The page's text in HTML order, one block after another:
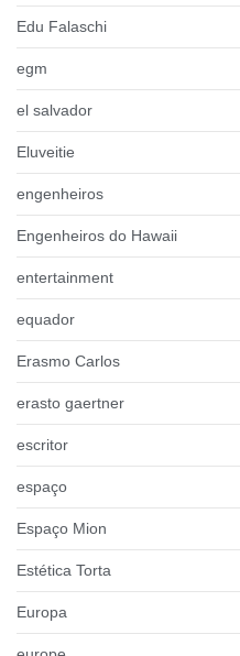
Edu Falaschi
egm
el salvador
Eluveitie
engenheiros
Engenheiros do Hawaii
entertainment
equador
Erasmo Carlos
erasto gaertner
escritor
espaço
Espaço Mion
Estética Torta
Europa